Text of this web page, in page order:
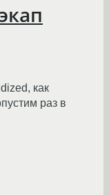
как
раз в